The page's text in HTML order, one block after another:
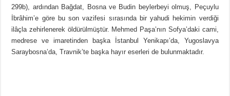
299b), ardından Bağdat, Bosna ve Budin beylerbeyi olmuş, Peçuylu
İbrâhim’e göre bu son vazifesi sırasında bir yahudi hekimin verdiği
ilâçla zehirlenerek öldürülmüştür. Mehmed Paşa’nın Sofya’daki cami,
medrese ve imaretinden başka İstanbul Yenikapı’da, Yugoslavya
Saraybosna’da, Travnik’te başka hayır eserleri de bulunmaktadır.